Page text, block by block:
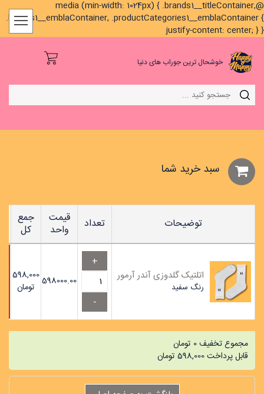
@media (min-width: 1024px) { .brands1__titleContainer,
.brands1__emblaContainer, .productCategories1__emblaContainer {
justify-content: center; } }
خوشحال ترین جوراب های دنیا
سبد خريد شما
توضیحات تعداد قیمت
واحد
جمع
کل
اتلتیک گلدوزی آندر آرمور
رنگ سفید 598000.00
598,000
تومان
مجموع تخفیف0 تومان
قابل پرداخت598,000 تومان